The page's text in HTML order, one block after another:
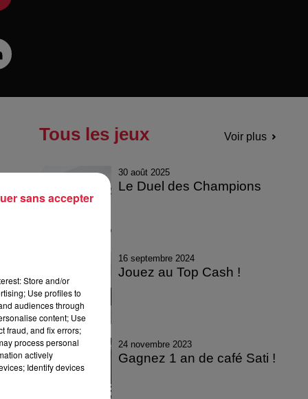
Tous les jeux Voir plus
30 août 2025
Le Duel des Champions
16 septembre 2024
Jouez au Top Cash !
24 novembre 2023
Gagnez 1 an de café Sati !
Store and/or
Use profiles to
audiences through
content; Use
fraud, and fix errors;
process personal
actively
Identify devices
sans accepter